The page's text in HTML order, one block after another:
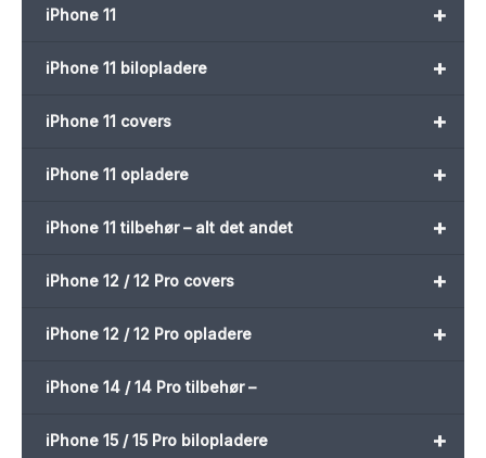
+
iPhone 11
+
iPhone 11 bilopladere
+
iPhone 11 covers
+
iPhone 11 opladere
+
iPhone 11 tilbehør – alt det andet
+
iPhone 12 / 12 Pro covers
+
iPhone 12 / 12 Pro opladere
iPhone 14 / 14 Pro tilbehør –
+
iPhone 15 / 15 Pro bilopladere